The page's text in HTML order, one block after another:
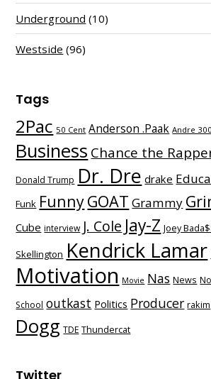
Underground (10)
Westside (96)
Tags
2Pac 50 Cent Anderson .Paak Andre
Business Chance the
Donald Trump Dr. Dre drake
Funk FunnyGOAT Grammy
Cube interview J. Cole Jay-Z Joey
Skellington Kendrick Lamar
Motivation Movie Nas News
School outkast Politics Producer rakim
Dogg TDE Thundercat
Twitter